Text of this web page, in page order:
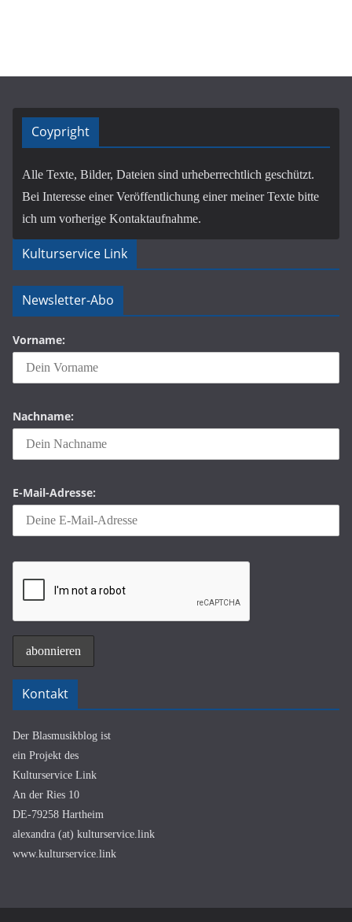
Coypright
Alle Texte, Bilder, Dateien sind urheberrechtlich geschützt.
Bei Interesse einer Veröffentlichung einer meiner Texte bitte
ich um vorherige Kontaktaufnahme.
Kulturservice Link
Newsletter-Abo
Vorname:
Nachname:
E-Mail-Adresse:
Kontakt
Der Blasmusikblog ist
ein Projekt des
Kulturservice Link
An der Ries 10
DE-79258 Hartheim
alexandra (at) kulturservice.link
www.kulturservice.link